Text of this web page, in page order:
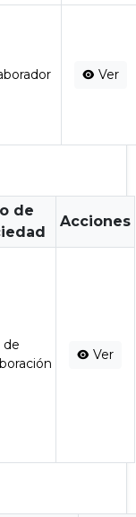
Ver
de
Acciones
de
Ver